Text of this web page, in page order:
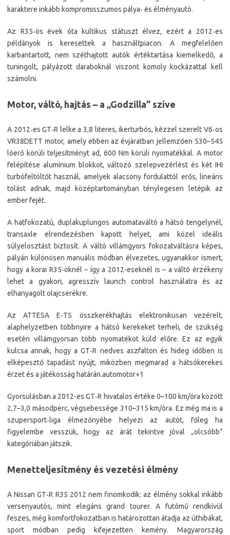
karaktere inkább kompromisszumos pálya‑ és élményautó.
Az R35‑ös évek óta kultikus státuszt élvez, ezért a 2012‑es
példányok is keresettek a használtpiacon. A megfelelően
karbantartott, nem széthajtott autók értéktartása kiemelkedő, a
tuningolt, pályázott daraboknál viszont komoly kockázattal kell
számolni.
Motor, váltó, hajtás – a „Godzilla” szíve
A 2012‑es GT‑R lelke a 3,8 literes, ikerturbós, kézzel szerelt V6‑os
VR38DETT motor, amely ebben az évjáratban jellemzően 530–545
lóerő körüli teljesítményt ad, 600 Nm körüli nyomatékkal. A motor
felépítése alumínium blokkot, változó szelepvezérlést és két IHI
turbófeltöltőt használ, amelyek alacsony fordulattól erős, lineáris
tolást adnak, majd középtartományban ténylegesen letépik az
ember fejét.
A hatfokozatú, duplakuplungos automataváltó a hátsó tengelynél,
transaxle elrendezésben kapott helyet, ami közel ideális
súlyelosztást biztosít. A váltó villámgyors fokozatváltásra képes,
pályán különösen manuális módban élvezetes, ugyanakkor ismert,
hogy a korai R35‑öknél – így a 2012-eseknél is – a váltó érzékeny
lehet a gyakori, agresszív launch control használatra és az
elhanyagolt olajcserékre.
Az ATTESA E‑TS összkerékhajtás elektronikusan vezérelt,
alaphelyzetben többnyire a hátsó kerekeket terheli, de szükség
esetén villámgyorsan több nyomatékot küld előre. Ez az egyik
kulcsa annak, hogy a GT‑R nedves aszfalton és hideg időben is
elképesztő tapadást nyújt, miközben megmarad a hátsókerekes
érzet és a játékosság határán.automotor+1
Gyorsulásban a 2012-es GT‑R hivatalos értéke 0–100 km/óra között
2,7–3,0 másodperc, végsebessége 310–315 km/óra. Ez még ma is a
szupersport‑liga élmezőnyébe helyezi az autót, főleg ha
figyelembe vesszük, hogy az árát tekintve jóval „olcsóbb”
kategóriában játszik.
Menetteljesítmény és vezetési élmény
A Nissan GT‑R R35 2012 nem finomkodik: az élmény sokkal inkább
versenyautós, mint elegáns grand tourer. A futómű rendkívül
feszes, még komfortfokozatban is határozottan átadja az úthibákat,
sport módban pedig kifejezetten kemény. Magyarország